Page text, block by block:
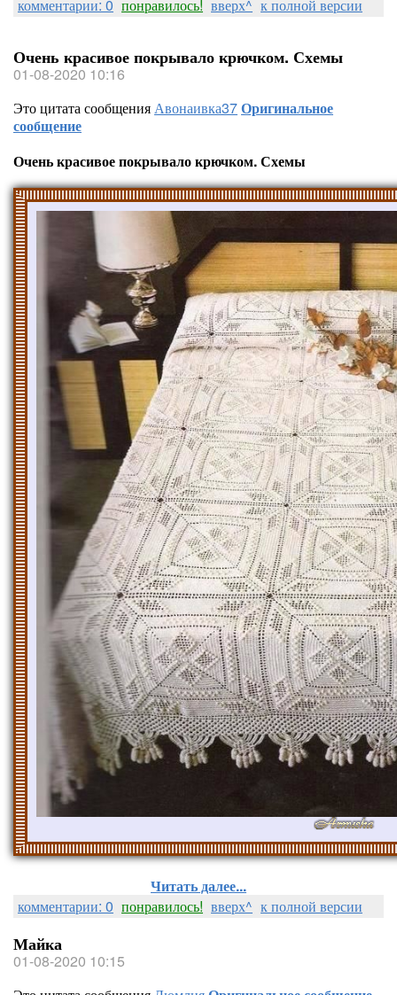
комментарии: 0 понравилось! вверх^ к полной версии
Очень красивое покрывало крючком. Схемы
01-08-2020 10:16
Это цитата сообщенияАвонаивка37Оригинальное
сообщение
Очень красивое покрывало крючком. Схемы
Читать далее...
комментарии: 0 понравилось! вверх^ к полной версии
Майка
01-08-2020 10:15